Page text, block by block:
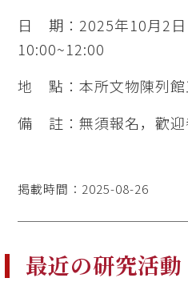
日 期：2025年10月2日
10:00~12:00
地 點：本所文物陳列館
備 註：無須報名，歡迎
掲載時間：2025-08-26
最近の研究活動